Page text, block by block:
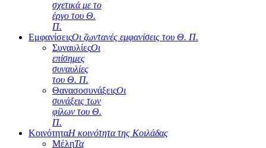
σχετικά με το
έργο του Θ.
Π.
ΕμφανίσειςΟι ζωντανές εμφανίσεις του Θ. Π.
ΣυναυλίεςΟι
επίσημες
συναυλίες
του Θ. Π.
ΘανασοσυνάξειςΟι
συνάξεις των
φίλων του Θ.
Π.
ΚοινότηταΗ κοινότητα της Κοιλάδας
ΜέληΤα